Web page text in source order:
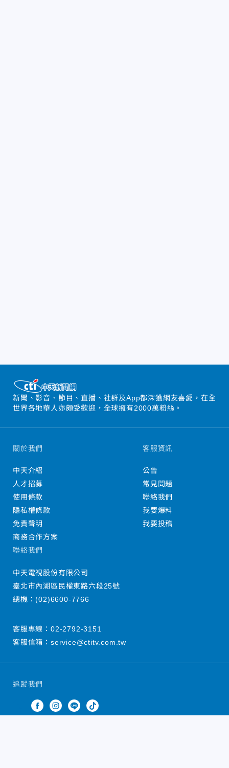
新聞、影音、節目、直播、社群及App都深獲網友喜愛，在全
世界各地華人亦頗受歡迎，全球擁有2000萬粉絲。
追蹤我們
關於我們
中天介紹
人才招募
使用條款
隱私權條款
免責聲明
商務合作方案
客服資訊
公告
常見問題
聯絡我們
我要爆料
我要投稿
聯絡我們
中天電視股份有限公司
臺北市內湖區民權東路六段25號
總機：(02)6600-7766
客服專線： 02-2792-3151
客服信箱： service@ctitv.com.tw